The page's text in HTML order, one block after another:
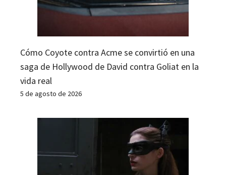
Cómo Coyote contra Acme se convirtió en una
saga de Hollywood de David contra Goliat en la
vida real
5 de agosto de 2026